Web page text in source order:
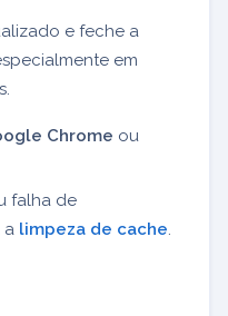
e feche a
em
Chrome ou
falha de
a limpeza de cache.